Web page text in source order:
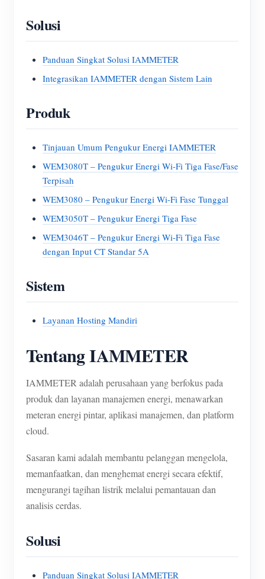
Solusi
Panduan Singkat Solusi IAMMETER
Integrasikan IAMMETER dengan Sistem Lain
Produk
Tinjauan Umum Pengukur Energi IAMMETER
WEM3080T – Pengukur Energi Wi-Fi Tiga Fase/Fase
Terpisah
WEM3080 – Pengukur Energi Wi-Fi Fase Tunggal
WEM3050T – Pengukur Energi Tiga Fase
WEM3046T – Pengukur Energi Wi-Fi Tiga Fase
dengan Input CT Standar 5A
Sistem
Layanan Hosting Mandiri
Tentang IAMMETER
IAMMETER adalah perusahaan yang berfokus pada
produk dan layanan manajemen energi, menawarkan
meteran energi pintar, aplikasi manajemen, dan platform
cloud.
Sasaran kami adalah membantu pelanggan mengelola,
memanfaatkan, dan menghemat energi secara efektif,
mengurangi tagihan listrik melalui pemantauan dan
analisis cerdas.
Solusi
Panduan Singkat Solusi IAMMETER